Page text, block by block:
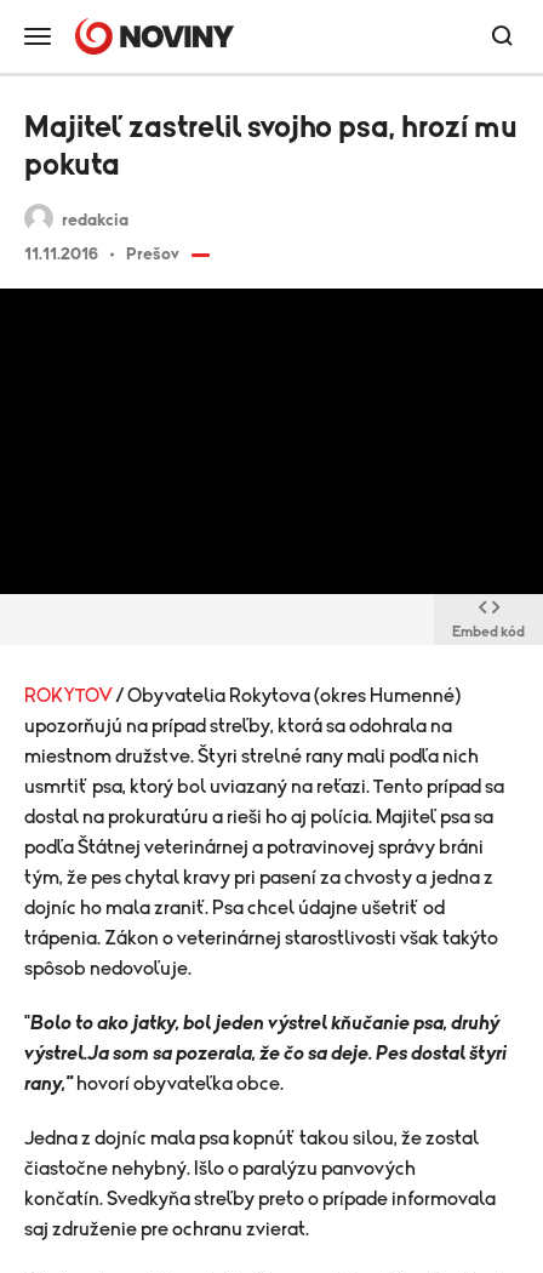
redakcia
11.11.2016
Prešov
Majiteľ zastrelil svojho psa, hrozí mu
pokuta
Embed kód
ROKYTOV / Obyvatelia Rokytova (okres Humenné)
upozorňujú na prípad streľby, ktorá sa odohrala na
miestnom družstve. Štyri strelné rany mali podľa nich
usmrtiť psa, ktorý bol uviazaný na reťazi. Tento prípad sa
dostal na prokuratúru a rieši ho aj polícia. Majiteľ psa sa
podľa Štátnej veterinárnej a potravinovej správy bráni
tým, že pes chytal kravy pri pasení za chvosty a jedna z
dojníc ho mala zraniť. Psa chcel údajne ušetriť od
trápenia. Zákon o veterinárnej starostlivosti však takýto
spôsob nedovoľuje.
"Bolo to ako jatky, bol jeden výstrel kňučanie psa, druhý
výstrel.Ja som sa pozerala, že čo sa deje. Pes dostal štyri
rany,"hovorí obyvateľka obce.
Jedna z dojníc mala psa kopnúť takou silou, že zostal
čiastočne nehybný. Išlo o paralýzu panvových
končatín. Svedkyňa streľby preto o prípade informovala
saj združenie pre ochranu zvierat.